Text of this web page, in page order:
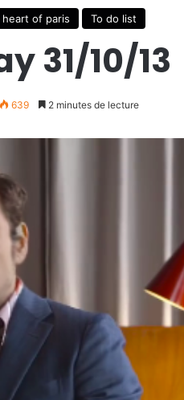
heart of paris To do list
31/10/13
639 2 minutes de lecture